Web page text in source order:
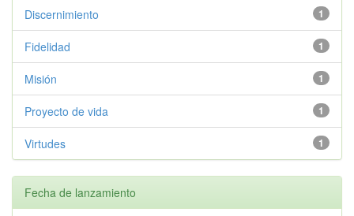
1
Discernimiento
1
Fidelidad
1
Misión
1
Proyecto de vida
1
Virtudes
Fecha de lanzamiento